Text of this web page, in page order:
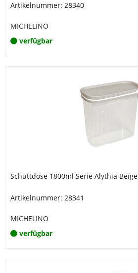
Artikelnummer: 28340
MICHELINO
verfügbar
Schüttdose 1800ml Serie Alythia Beige
Artikelnummer: 28341
MICHELINO
verfügbar